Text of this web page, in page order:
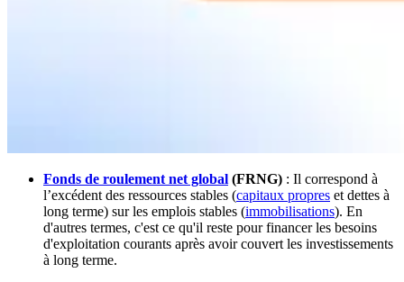
Fonds de roulement net global (FRNG) : Il correspond à
l’excédent des ressources stables (capitaux propres et dettes à
long terme) sur les emplois stables (immobilisations). En
d'autres termes, c'est ce qu'il reste pour financer les besoins
d'exploitation courants après avoir couvert les investissements
à long terme.